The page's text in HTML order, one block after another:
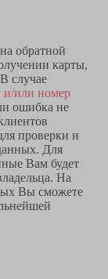
обратной
карты,
случае
и/или номер
ошибка не
проверки и
Для
Вам будет
На
Вы сможете